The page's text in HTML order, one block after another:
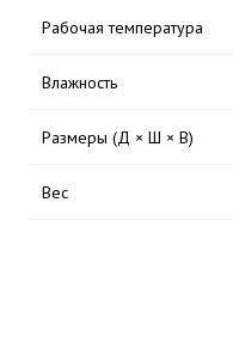
Рабочая температура
Влажность
Размеры (Д × Ш × В)
Вес